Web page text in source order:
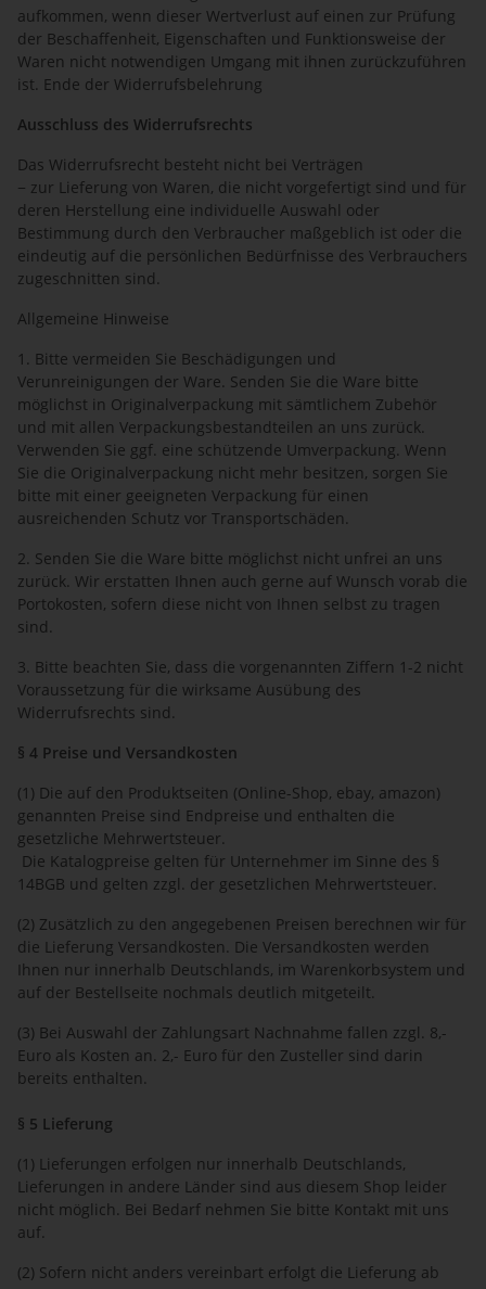
aufkommen, wenn dieser Wertverlust auf einen zur Prüfung
der Beschaffenheit, Eigenschaften und Funktionsweise der
Waren nicht notwendigen Umgang mit ihnen zurückzuführen
ist. Ende der Widerrufsbelehrung
Ausschluss des Widerrufsrechts
Das Widerrufsrecht besteht nicht bei Verträgen
− zur Lieferung von Waren, die nicht vorgefertigt sind und für
deren Herstellung eine individuelle Auswahl oder
Bestimmung durch den Verbraucher maßgeblich ist oder die
eindeutig auf die persönlichen Bedürfnisse des Verbrauchers
zugeschnitten sind.
Allgemeine Hinweise
1. Bitte vermeiden Sie Beschädigungen und
Verunreinigungen der Ware. Senden Sie die Ware bitte
möglichst in Originalverpackung mit sämtlichem Zubehör
und mit allen Verpackungsbestandteilen an uns zurück.
Verwenden Sie ggf. eine schützende Umverpackung. Wenn
Sie die Originalverpackung nicht mehr besitzen, sorgen Sie
bitte mit einer geeigneten Verpackung für einen
ausreichenden Schutz vor Transportschäden.
2. Senden Sie die Ware bitte möglichst nicht unfrei an uns
zurück. Wir erstatten Ihnen auch gerne auf Wunsch vorab die
Portokosten, sofern diese nicht von Ihnen selbst zu tragen
sind.
3. Bitte beachten Sie, dass die vorgenannten Ziffern 1-2 nicht
Voraussetzung für die wirksame Ausübung des
Widerrufsrechts sind.
§ 4 Preise und Versandkosten
(1) Die auf den Produktseiten (Online-Shop, ebay, amazon)
genannten Preise sind Endpreise und enthalten die
gesetzliche Mehrwertsteuer.
Die Katalogpreise gelten für Unternehmer im Sinne des §
14BGB und gelten zzgl. der gesetzlichen Mehrwertsteuer.
(2) Zusätzlich zu den angegebenen Preisen berechnen wir für
die Lieferung Versandkosten. Die Versandkosten werden
Ihnen nur innerhalb Deutschlands, im Warenkorbsystem und
auf der Bestellseite nochmals deutlich mitgeteilt.
(3) Bei Auswahl der Zahlungsart Nachnahme fallen zzgl. 8,-
Euro als Kosten an. 2,- Euro für den Zusteller sind darin
bereits enthalten.
§ 5 Lieferung
(1) Lieferungen erfolgen nur innerhalb Deutschlands,
Lieferungen in andere Länder sind aus diesem Shop leider
nicht möglich. Bei Bedarf nehmen Sie bitte Kontakt mit uns
auf.
(2) Sofern nicht anders vereinbart erfolgt die Lieferung ab